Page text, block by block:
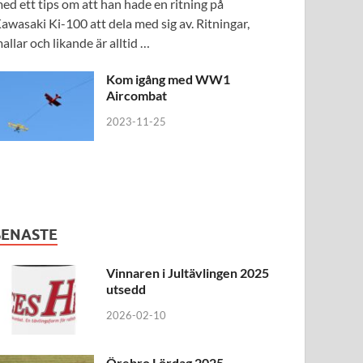
ett tips om att han hade en ritning på
Ki-100 att dela med sig av. Ritningar,
och likande är alltid …
Kom igång med WW1
Aircombat
2023-11-25
Vinnaren i Jultävlingen 2025
utsedd
2026-02-10